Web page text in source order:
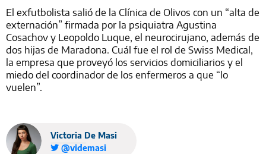
El exfutbolista salió de la Clínica de Olivos con un “alta de
externación” firmada por la psiquiatra Agustina
Cosachov y Leopoldo Luque, el neurocirujano, además de
dos hijas de Maradona. Cuál fue el rol de Swiss Medical,
la empresa que proveyó los servicios domiciliarios y el
miedo del coordinador de los enfermeros a que “lo
vuelen”.
Victoria De Masi
@videmasi